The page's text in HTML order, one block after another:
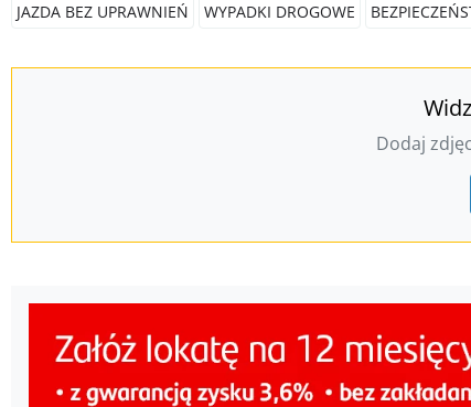
JAZDA BEZ UPRAWNIEŃ
WYPADKI DROGOWE
Dodaj